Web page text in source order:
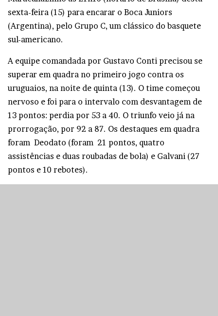
sexta-feira (15) para encarar o Boca Juniors
(Argentina), pelo Grupo C, um clássico do basquete
sul-americano.
A equipe comandada por Gustavo Conti precisou se
superar em quadra no primeiro jogo contra os
uruguaios, na noite de quinta (13). O time começou
nervoso e foi para o intervalo com desvantagem de
13 pontos: perdia por 53 a 40. O triunfo veio já na
prorrogação, por 92 a 87. Os destaques em quadra
foram Deodato (foram 21 pontos, quatro
assistências e duas roubadas de bola) e Galvani (27
pontos e 10 rebotes).